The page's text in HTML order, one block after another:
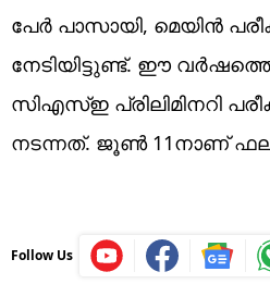
പേർ പാസായി, മെയിൻ
നേടിയിട്ടുണ്ട്. ഈ
സിഎസ്‌ഇ പ്രിലിമിനറി
നടന്നത്. ജൂൺ 11നാണ്
Follow Us